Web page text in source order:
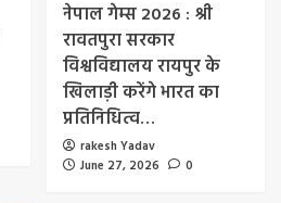
नेपाल गेम्स 2026 : श्री
रावतपुरा सरकार
विश्वविद्यालय रायपुर के
खिलाड़ी करेंगे भारत का
प्रतिनिधित्व…
rakesh Yadav
June 27, 2026
0